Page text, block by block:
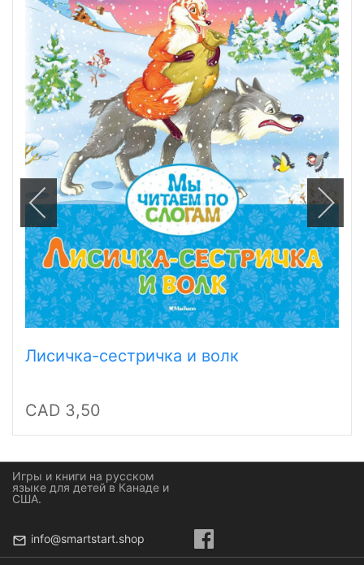
Лисичка-сестричка и волк
CAD 3,50
Игры и книги на русском
языке для детей в Канаде и
США.
info@smartstart.shop